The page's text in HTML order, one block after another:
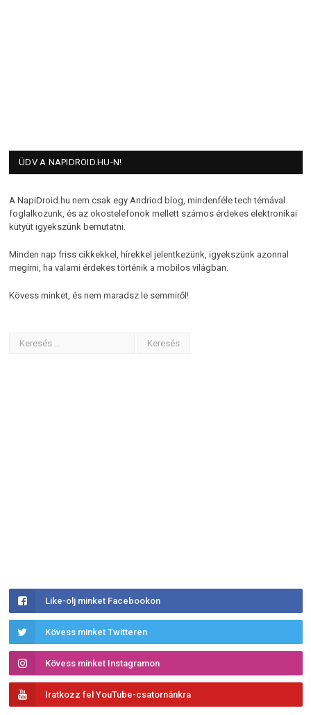
ÜDV A NAPIDROID.HU-N!
A NapiDroid.hu nem csak egy Andriod blog, mindenféle tech témával
foglalkozunk, és az okostelefonok mellett számos érdekes elektronikai
kütyüt igyekszünk bemutatni.
Minden nap friss cikkekkel, hírekkel jelentkezünk, igyekszünk azonnal
megírni, ha valami érdekes történik a mobilos világban.
Kövess minket, és nem maradsz le semmiről!
Like-olj minket Facebookon
Kövess minket Twitteren
Kövess minket Instagramon
Iratkozz fel YouTube-csatornánkra